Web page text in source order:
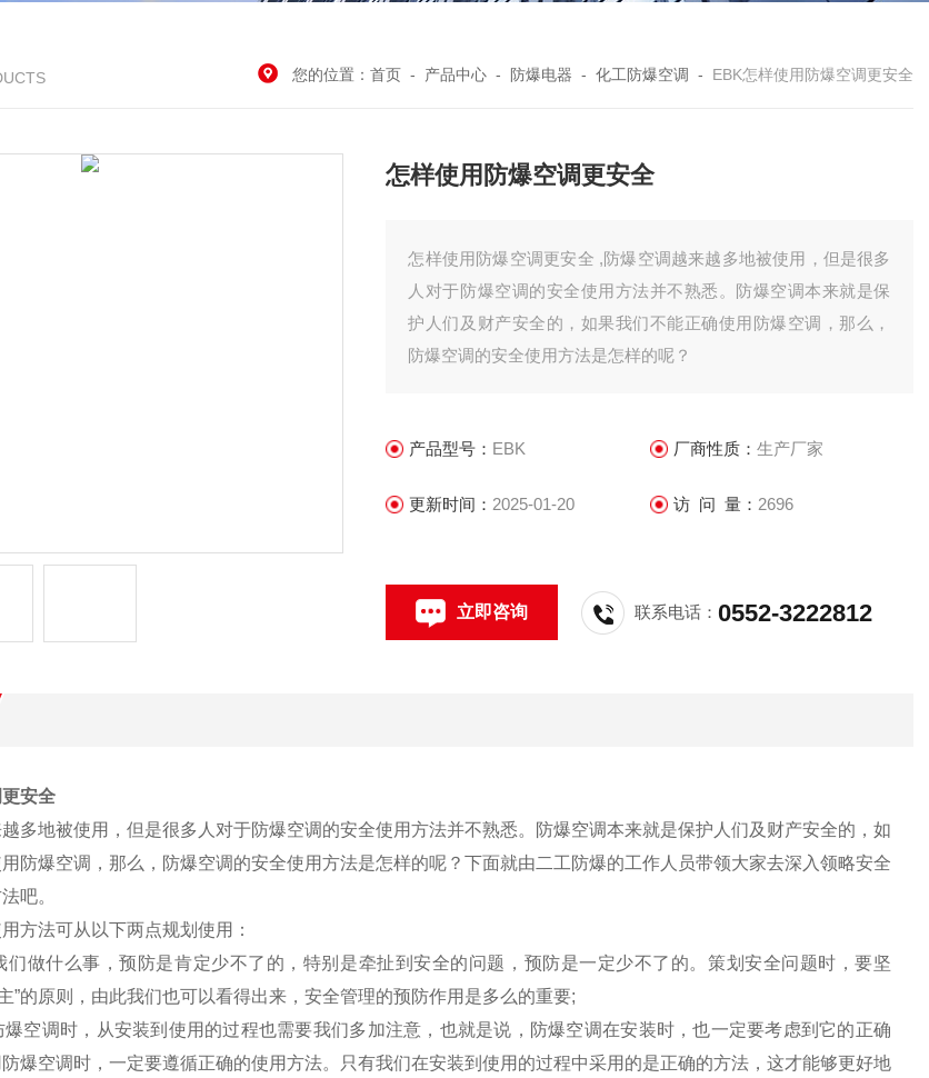
您的位置： 首页 - 产品中心 - 防爆电器 - 化工防爆空调 - EBK怎样使用防爆空调更安全
怎样使用防爆空调更安全
怎样使用防爆空调更安全 ,防爆空调越来越多地被使用，但是很多
人对于防爆空调的安全使用方法并不熟悉。防爆空调本来就是保
护人们及财产安全的，如果我们不能正确使用防爆空调，那么，
防爆空调的安全使用方法是怎样的呢？
产品型号： EBK 厂商性质： 生产厂家
更新时间： 2025-01-20 访 问 量： 2696
立即咨询 联系电话：0552-3222812
安全
多地被使用，但是很多人对于防爆空调的安全使用方法并不熟悉。防爆空调本来就是保护人们及财产安全的，如
防爆空调，那么，防爆空调的安全使用方法是怎样的呢？下面就由二工 防爆的工作人员带领大家去深入领略安全
吧。
方法可从以下两点规划使用：
们做什么事，预防是肯定少不了的，特别是牵扯到安全的问题，预防是一定少不了的。策划安全问题时，要坚
”的原则，由此我们也可以看得出来，安全管理的预防作用是多么的重要;
空调时，从安装到使用的过程也需要我们多加注意，也就是说，防爆空调在安装时，也一定要考虑到它的正确
爆空调时，一定要遵循正确的使用方法。只有我们在安装到使用的过程中采用的是正确的方法，这才能够更好地